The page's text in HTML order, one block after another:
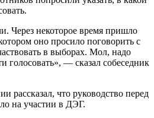
Через некоторое время пришло
оно просило поговорить с
в выборах. Мол, надо
голосовать», — сказал собеседник
рассказал, что руководство перед
на участии в ДЭГ.